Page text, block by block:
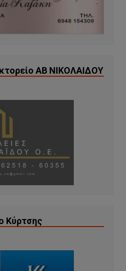
ΑΒ ΝΙΚΟΛΑΙΔΟΥ
Κύρτσης